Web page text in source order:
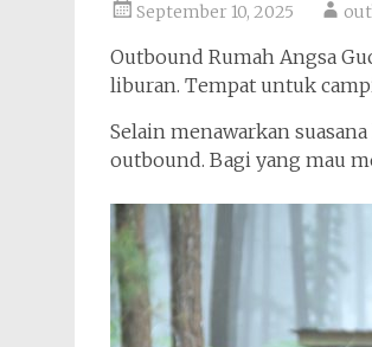
September 10, 2025
Outbound Rumah Angsa
liburan. Tempat untuk
Selain menawarkan
outbound. Bagi yang mau